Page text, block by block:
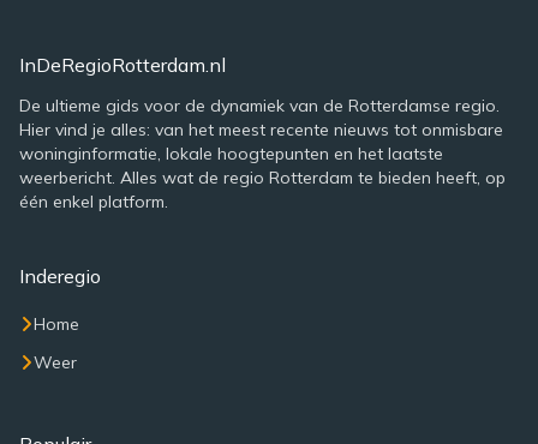
InDeRegioRotterdam.nl
De ultieme gids voor de dynamiek van de Rotterdamse regio.
Hier vind je alles: van het meest recente nieuws tot onmisbare
woninginformatie, lokale hoogtepunten en het laatste
weerbericht. Alles wat de regio Rotterdam te bieden heeft, op
één enkel platform.
Inderegio
Home
Weer